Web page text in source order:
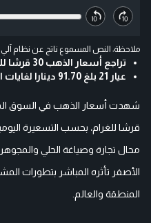
ملاحظة: النص المسموع ناتج عن نظام آلي
تراجع أسعار الذهب 30 قرشا للغرام الواحد يوم السبت
عيار 21 بلغ 91.70 دينارا لغايات البيع
قرشا للغرام، بحسب التسعيرة
محال تجارة وصياغة الحلي
الأصفر تأثره المباشر بتطورات
المنطقة والعالم.